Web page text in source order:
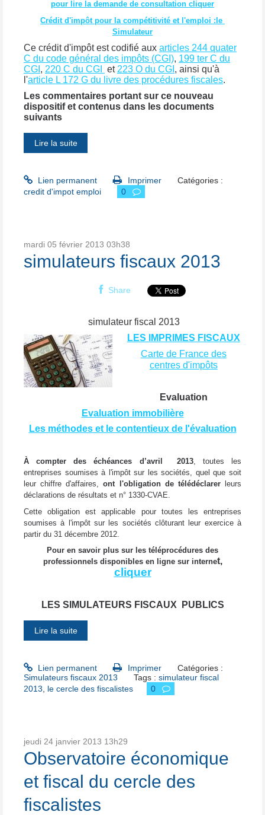
pour lire la demande de consultation cliquer
Crédit d'impôt pour la compétitivité et l'emploi :le
Simulateur
Ce crédit d'impôt est codifié aux articles 244 quater
C du code général des impôts (CGI), 199 ter C du
CGI , 220 C du CGI et 223 O du CGI , ainsi qu'à
l'article L 172 G du livre des procédures fiscales.
Les commentaires portant sur ce nouveau
dispositif et contenus dans les documents
suivants
Lire la suite
Lien permanent Imprimer
Catégories :
credit d'impot emploi
0
mardi 05 février 2013 03h38
simulateurs fiscaux 2013
Share
simulateur fiscal 2013
LES IMPRIMES FISCAUX
Carte de France des
centres d'impôts
Evaluation
Evaluation immobilière
Les méthodes et le contentieux de l'évaluation
À compter des échéances d’avril 2013, toutes les
entreprises soumises à l'impôt sur les sociétés, quel que soit
leur chiffre d'affaires,ont l'obligation de télédéclarerleurs
déclarations de résultats et n° 1330-CVAE.
Cette obligation est applicable pour toutes les entreprises
soumises à l'impôt sur les sociétés clôturant leur exercice à
partir du 31 décembre 2012.
Pour en savoir plus sur les téléprocédures des
professionnels disponibles en ligne sur internet,
cliquer
LES SIMULATEURS FISCAUX PUBLICS
Lire la suite
Lien permanent Imprimer
Catégories :
Simulateurs fiscaux 2013
Tags :simulateur fiscal
2013
le cercle des fiscalistes 0
jeudi 24 janvier 2013 13h29
Observatoire économique
et fiscal du cercle des
fiscalistes